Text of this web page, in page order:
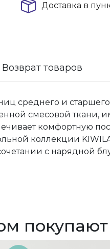
Доставка в
Возврат товаров
среднего и старшего
смесовой ткани,
комфортную
коллекции
с нарядной
покупают